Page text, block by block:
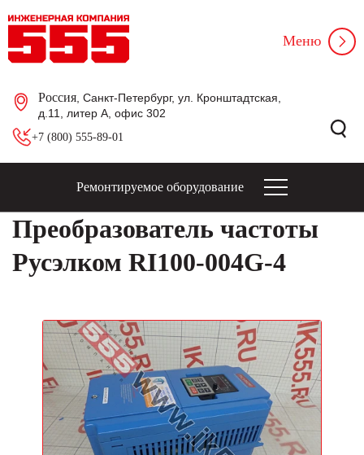
Россия , Санкт-Петербург, ул. Кронштадтская,
д.11, литер А, офис 302
+7 (800) 555-89-01
Меню
Ремонтируемое оборудование
Преобразователь частоты
Русэлком RI100-004G-4